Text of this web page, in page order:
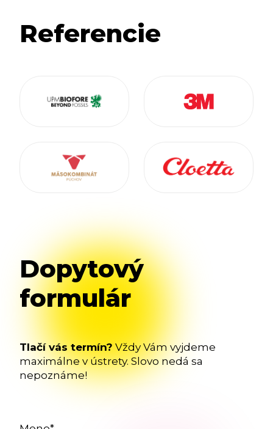
Referencie
Dopytový
formulár
Tlačí vás termín? Vždy Vám vyjdeme
maximálne v ústrety. Slovo nedá sa
nepoznáme!